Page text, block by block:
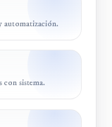
automatización.
sistema.